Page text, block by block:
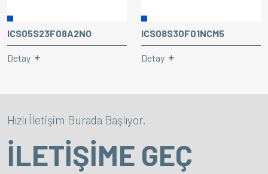
ICS05S23F08A2NO
Detay
ICS08S30F01NCM5
Detay
Hızlı İletişim Burada Başlıyor.
İLETİŞİME GEÇ